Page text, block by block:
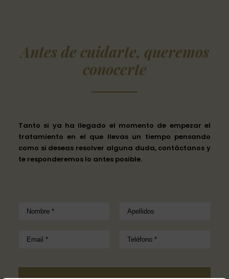
Antes de cuidarte, queremos
conocerte
Tanto si ya ha llegado el momento de empezar el
tratamiento en el que llevas un tiempo pensando
como si deseas resolver alguna duda, contáctanos y
te responderemos lo antes posible.